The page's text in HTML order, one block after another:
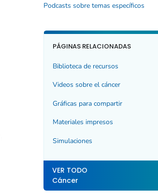
Podcasts sobre temas específicos
PÁGINAS RELACIONADAS
Biblioteca de recursos
Videos sobre el cáncer
Gráficas para compartir
Materiales impresos
Simulaciones
VER TODO
Cáncer